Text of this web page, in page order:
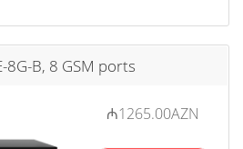
8G-B, 8 GSM ports
₼1265.00AZN